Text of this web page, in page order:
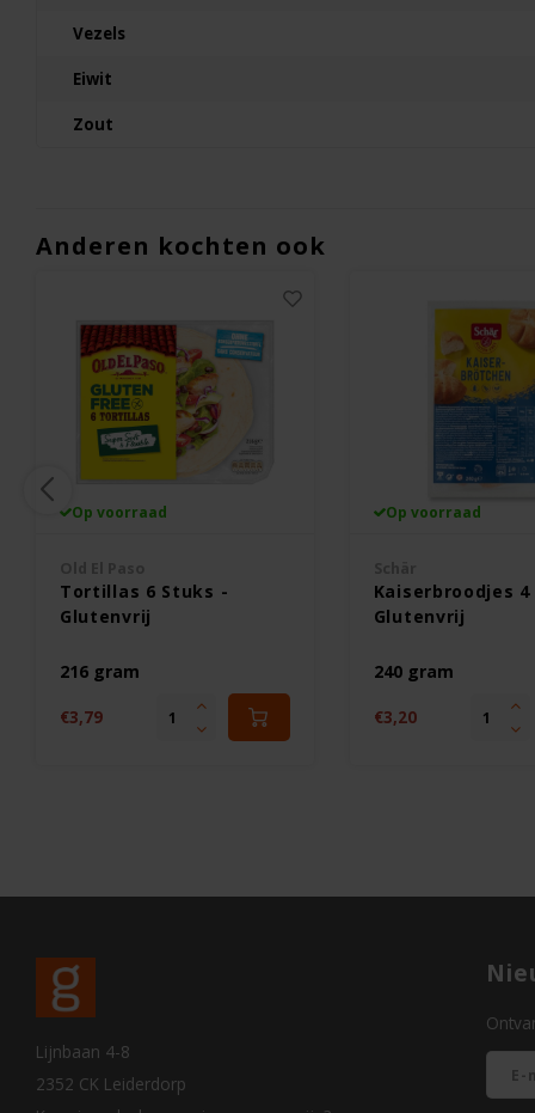
Vezels
Eiwit
Zout
Anderen kochten ook
Op voorraad
Tortillas 6 Stuks -
Glutenvrij
216 gram
€3,79
Op voorraad
Kaiserbroodjes
Glutenvrij
240 gram
€3,20
Lijnbaan 4-8
2352 CK Leiderdorp